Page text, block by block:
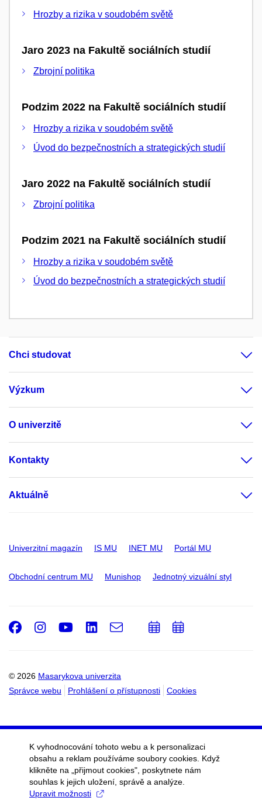
Hrozby a rizika v soudobém světě
Jaro 2023 na Fakultě sociálních studií
Zbrojní politika
Podzim 2022 na Fakultě sociálních studií
Hrozby a rizika v soudobém světě
Úvod do bezpečnostních a strategických studií
Jaro 2022 na Fakultě sociálních studií
Zbrojní politika
Podzim 2021 na Fakultě sociálních studií
Hrozby a rizika v soudobém světě
Úvod do bezpečnostních a strategických studií
Chci studovat
Výzkum
O univerzitě
Kontakty
Aktuálně
Univerzitní magazín IS MU INET MU Portál MU
Obchodní centrum MU Munishop Jednotný vizuální styl
© 2026 Masarykova univerzita
Správce webu
Prohlášení o přístupnosti Cookies
Facebook
Instagram
Youtube
LinkedIn
e-
Email
PřidatPřidat
K vyhodnocování tohoto webu a k personalizaci
obsahu a reklam používáme soubory cookies. Když
klikněte na „přijmout cookies", poskytnete nám
souhlas k jejich uložení, správě a analýze.
Upravit možnosti